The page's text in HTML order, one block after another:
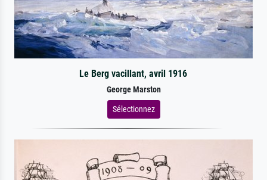
Le Berg vacillant, avril 1916
George Marston
Sélectionnez